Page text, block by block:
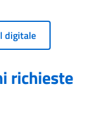
digitale
richieste